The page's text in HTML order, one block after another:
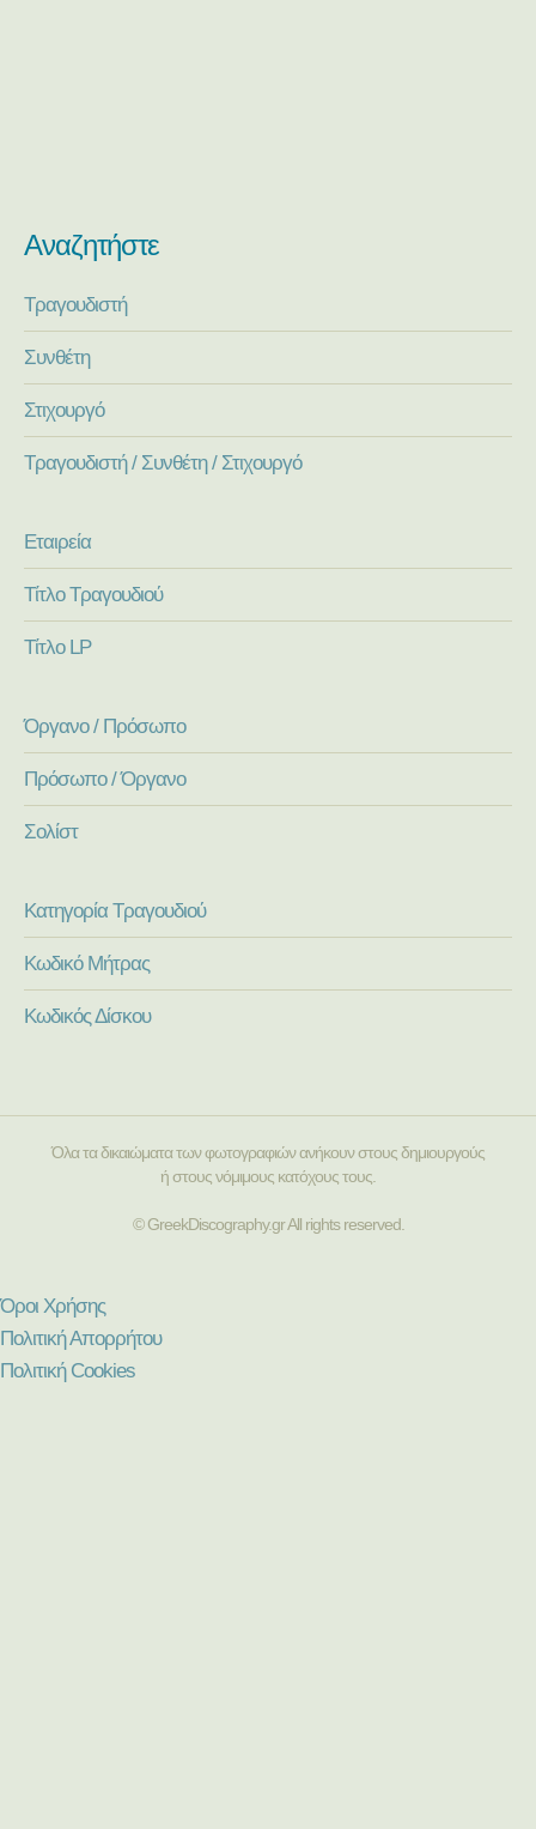
Αναζητήστε
Τραγουδιστή
Συνθέτη
Στιχουργό
Τραγουδιστή / Συνθέτη / Στιχουργό
Εταιρεία
Τίτλο Τραγουδιού
Τίτλο LP
Όργανο / Πρόσωπο
Πρόσωπο / Όργανο
Σολίστ
Κατηγορία Τραγουδιού
Κωδικό Μήτρας
Κωδικός Δίσκου
Όλα τα δικαιώματα των φωτογραφιών ανήκουν στους δημιουργούς
ή στους νόμιμους κατόχους τους.
© GreekDiscography.gr All rights reserved.
Όροι Χρήσης
Πολιτική Απορρήτου
Πολιτική Cookies